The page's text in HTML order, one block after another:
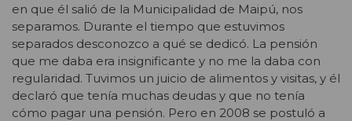
en que él salió de la Municipalidad de Maipú, nos
separamos. Durante el tiempo que estuvimos
separados desconozco a qué se dedicó. La pensión
que me daba era insignificante y no me la daba con
regularidad. Tuvimos un juicio de alimentos y visitas, y él
declaró que tenía muchas deudas y que no tenía
cómo pagar una pensión. Pero en 2008 se postuló a